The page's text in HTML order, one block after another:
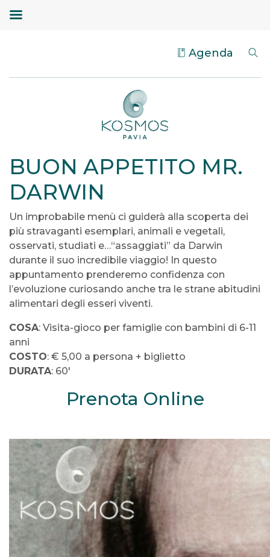
Agenda
BUON APPETITO MR.
DARWIN
Un improbabile menù ci guiderà alla scoperta dei
più stravaganti esemplari, animali e vegetali,
osservati, studiati e…“assaggiati” da Darwin
durante il suo incredibile viaggio! In questo
appuntamento prenderemo confidenza con
l’evoluzione curiosando anche tra le strane abitudini
alimentari degli esseri viventi.
COSA: Visita-gioco per famiglie con bambini di 6-11
anni
COSTO: € 5,00 a persona + biglietto
DURATA: 60′
Prenota Online